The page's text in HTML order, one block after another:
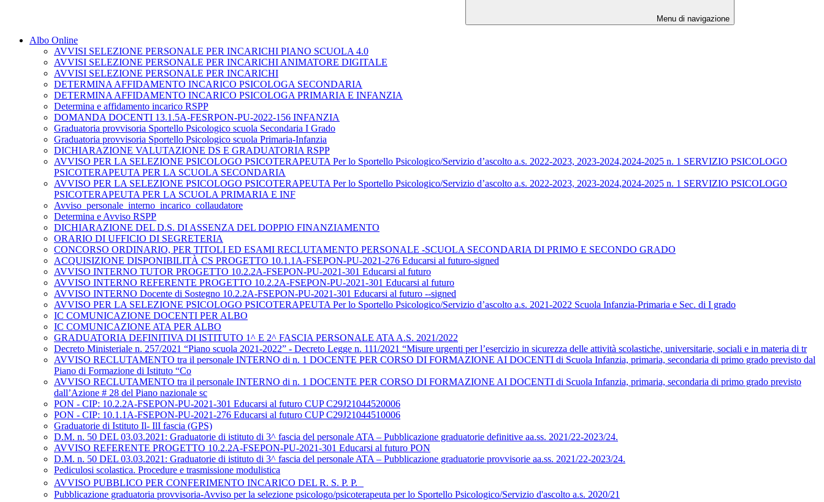
Menu di navigazione
Albo Online
AVVISI SELEZIONE PERSONALE PER INCARICHI PIANO SCUOLA 4.0
AVVISI SELEZIONE PERSONALE PER INCARICHI ANIMATORE DIGITALE
AVVISI SELEZIONE PERSONALE PER INCARICHI
DETERMINA AFFIDAMENTO INCARICO PSICOLOGA SECONDARIA
DETERMINA AFFIDAMENTO INCARICO PSICOLOGA PRIMARIA E INFANZIA
Determina e affidamento incarico RSPP
DOMANDA DOCENTI 13.1.5A-FESRPON-PU-2022-156 INFANZIA
Graduatoria provvisoria Sportello Psicologico scuola Secondaria I Grado
Graduatoria provvisoria Sportello Psicologico scuola Primaria-Infanzia
DICHIARAZIONE VALUTAZIONE DS E GRADUATORIA RSPP
AVVISO PER LA SELEZIONE PSICOLOGO PSICOTERAPEUTA Per lo Sportello Psicologico/Servizio d’ascolto a.s. 2022-2023, 2023-2024,2024-2025 n. 1 SERVIZIO PSICOLOGO
PSICOTERAPEUTA PER LA SCUOLA SECONDARIA
AVVISO PER LA SELEZIONE PSICOLOGO PSICOTERAPEUTA Per lo Sportello Psicologico/Servizio d’ascolto a.s. 2022-2023, 2023-2024,2024-2025 n. 1 SERVIZIO PSICOLOGO
PSICOTERAPEUTA PER LA SCUOLA PRIMARIA E INF
Avviso_personale_interno_incarico_collaudatore
Determina e Avviso RSPP
DICHIARAZIONE DEL D.S. DI ASSENZA DEL DOPPIO FINANZIAMENTO
ORARIO DI UFFICIO DI SEGRETERIA
CONCORSO ORDINARIO, PER TITOLI ED ESAMI RECLUTAMENTO PERSONALE -SCUOLA SECONDARIA DI PRIMO E SECONDO GRADO
ACQUISIZIONE DISPONIBILITÀ CS PROGETTO 10.1.1A-FSEPON-PU-2021-276 Educarsi al futuro-signed
AVVISO INTERNO TUTOR PROGETTO 10.2.2A-FSEPON-PU-2021-301 Educarsi al futuro
AVVISO INTERNO REFERENTE PROGETTO 10.2.2A-FSEPON-PU-2021-301 Educarsi al futuro
AVVISO INTERNO Docente di Sostegno 10.2.2A-FSEPON-PU-2021-301 Educarsi al futuro --signed
AVVISO PER LA SELEZIONE PSICOLOGO PSICOTERAPEUTA Per lo Sportello Psicologico/Servizio d’ascolto a.s. 2021-2022 Scuola Infanzia-Primaria e Sec. di I grado
IC COMUNICAZIONE DOCENTI PER ALBO
IC COMUNICAZIONE ATA PER ALBO
GRADUATORIA DEFINITIVA DI ISTITUTO 1^ E 2^ FASCIA PERSONALE ATA A.S. 2021/2022
Decreto Ministeriale n. 257/2021 “Piano scuola 2021-2022” - Decreto Legge n. 111/2021 “Misure urgenti per l’esercizio in sicurezza delle attività scolastiche, universitarie, sociali e in materia di tr
AVVISO RECLUTAMENTO tra il personale INTERNO di n. 1 DOCENTE PER CORSO DI FORMAZIONE AI DOCENTI di Scuola Infanzia, primaria, secondaria di primo grado previsto dal
Piano di Formazione di Istituto “Co
AVVISO RECLUTAMENTO tra il personale INTERNO di n. 1 DOCENTE PER CORSO DI FORMAZIONE AI DOCENTI di Scuola Infanzia, primaria, secondaria di primo grado previsto
dall’Azione # 28 del Piano nazionale sc
PON - CIP: 10.2.2A-FSEPON-PU-2021-301 Educarsi al futuro CUP C29J21044520006
PON - CIP: 10.1.1A-FSEPON-PU-2021-276 Educarsi al futuro CUP C29J21044510006
Graduatorie di Istituto Il- IlI fascia (GPS)
D.M. n. 50 DEL 03.03.2021: Graduatorie di istituto di 3^ fascia del personale ATA – Pubblicazione graduatorie definitive aa.ss. 2021/22-2023/24.
AVVISO REFERENTE PROGETTO 10.2.2A-FSEPON-PU-2021-301 Educarsi al futuro PON
D.M. n. 50 DEL 03.03.2021: Graduatorie di istituto di 3^ fascia del personale ATA – Pubblicazione graduatorie provvisorie aa.ss. 2021/22-2023/24.
Pediculosi scolastica. Procedure e trasmissione modulistica
AVVISO PUBBLICO PER CONFERIMENTO INCARICO DEL R. S. P. P.
Pubblicazione graduatoria provvisoria-Avviso per la selezione psicologo/psicoterapeuta per lo Sportello Psicologico/Servizio d'ascolto a.s. 2020/21